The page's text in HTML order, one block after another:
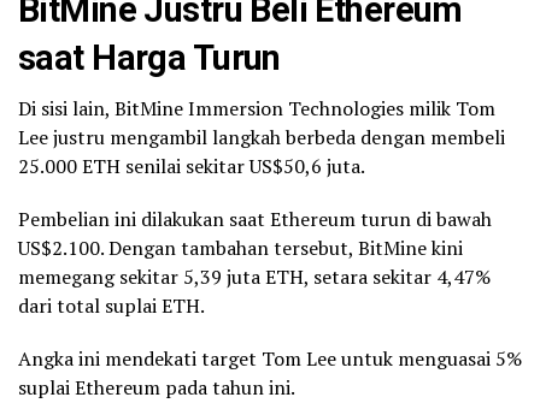
BitMine Justru Beli Ethereum
saat Harga Turun
Di sisi lain, BitMine Immersion Technologies milik Tom
Lee justru mengambil langkah berbeda dengan membeli
25.000 ETH senilai sekitar US$50,6 juta.
Pembelian ini dilakukan saat Ethereum turun di bawah
US$2.100. Dengan tambahan tersebut, BitMine kini
memegang sekitar 5,39 juta ETH, setara sekitar 4,47%
dari total suplai ETH.
Angka ini mendekati target Tom Lee untuk menguasai 5%
suplai Ethereum pada tahun ini.